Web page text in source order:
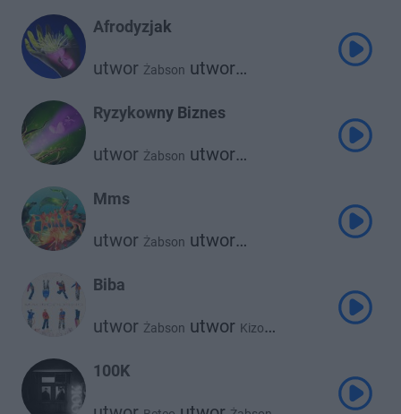
Afrodyzjak
utwor Żabson utwor
Ryzykowny Biznes
utwor Żabson utwor
Mms
utwor Żabson utwor
Biba
utwor Żabson utwor Kizo
100K